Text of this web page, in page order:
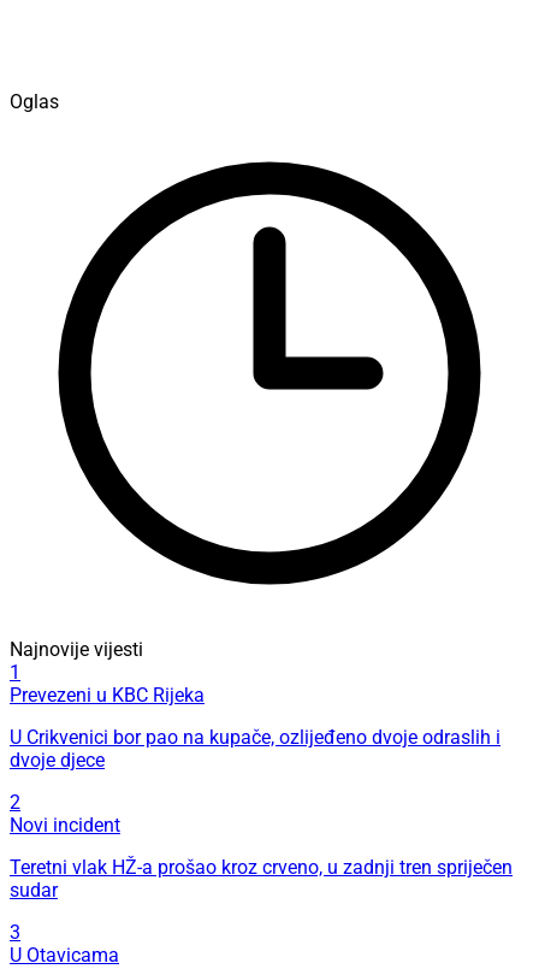
Oglas
Najnovije vijesti
1
Prevezeni u KBC Rijeka
U Crikvenici bor pao na kupače, ozlijeđeno dvoje odraslih i
dvoje djece
2
Novi incident
Teretni vlak HŽ-a prošao kroz crveno, u zadnji tren spriječen
sudar
3
U Otavicama